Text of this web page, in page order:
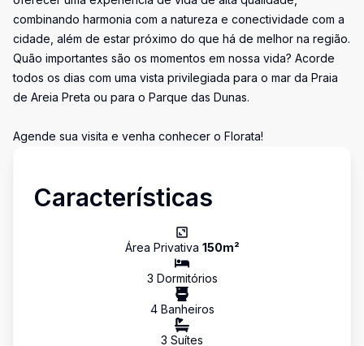
combinando harmonia com a natureza e conectividade com a
cidade, além de estar próximo do que há de melhor na região.
Quão importantes são os momentos em nossa vida? Acorde
todos os dias com uma vista privilegiada para o mar da Praia
de Areia Preta ou para o Parque das Dunas.
Agende sua visita e venha conhecer o Florata!
Características
Área Privativa 150m²
3 Dormitórios
4Banheiros
3 Suítes